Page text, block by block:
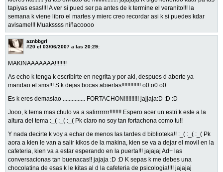
tapiyas esas!!!! A ver si pued ser pa antes de k termine el veranito!!! la
semana k viene libro el martes y mierc creo recordar asi k si puedes kdar
avisame!!! Muakssss niñacoooo
aznbbgrl
#20 el 03/06/2007 a las 20:29:
MAKINAAAAAAA!!!!!!!!
As echo k tenga k escribirte en negrita y por aki, despues d aberte ya
mandao el sms!!! S k dejas bocas abiertas!!!!!!!!!!!!! o0 o0 o0
Es k eres demasiao ............... FORTACHON!!!!!!!!!! jajjaja:D :D :D
Jooo, k tema mas chulo va a salirrrrrrr!!!!!!!! Espero acer un estri k este a la
altura del tema :_( :_( :_( Pk claro no soy tan fortachona como tu!!
Y nada decirte k voy a echar de menos las tardes d biblioteka!! :_( :_( :_( Pk
aora a kien le van a salir kikos de la makina, kien se va a dejar el movil en la
cafeteria, kien va a estar esperando en la puerta!!! jajajaj Ad+ las
conversacionas tan buenacas!! jajaja :D :D K sepas k me debes una
chocolatina de esas k le kitas al d la cafeteria de psicologia!!!! jajajaj